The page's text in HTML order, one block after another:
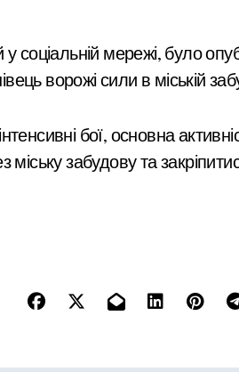
ворожі сили в міській
бої, основна
забудову та